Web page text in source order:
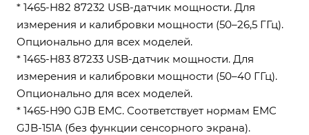
* 1465-H82 87232 USB-датчик мощности. Для
измерения и калибровки мощности (50–26,5 ГГц).
Опционально для всех моделей.
* 1465-H83 87233 USB-датчик мощности. Для
измерения и калибровки мощности (50–40 ГГц).
Опционально для всех моделей.
* 1465-H90 GJB EMC. Соответствует нормам EMC
GJB-151A (без функции сенсорного экрана).